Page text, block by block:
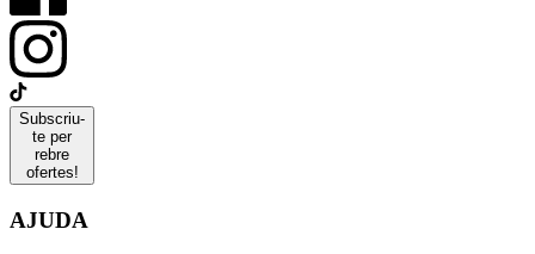
Subscriu-
te per
rebre
ofertes!
AJUDA